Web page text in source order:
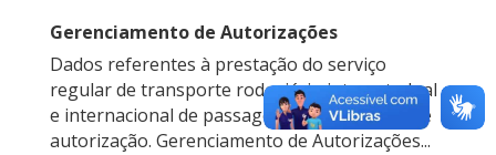
Gerenciamento de Autorizações
Dados referentes à prestação do serviço
regular de transporte rodoviário interestadual
e internacional de passageiros, sob regime de
autorização. Gerenciamento de Autorizações...